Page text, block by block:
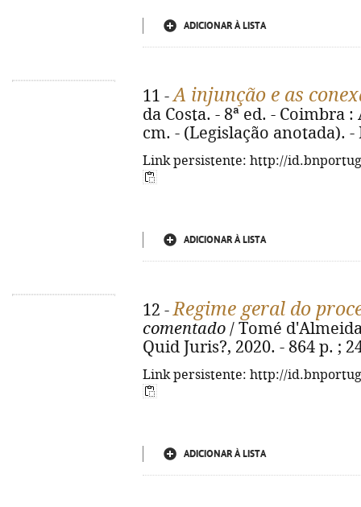
ADICIONAR À LISTA
11 -A injunção e as
da Costa. - 8ª ed. - Coimbra
cm. - (Legislação anotada). -
Link persistente: http://
ADICIONAR À LISTA
12 -Regime geral do
comentado / Tomé
Quid Juris?, 2020. - 864 p. ;
Link persistente: http://
ADICIONAR À LISTA